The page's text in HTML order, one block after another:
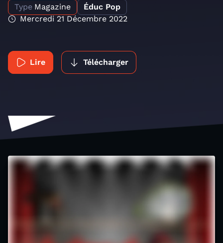
Type Magazine
Éduc Pop
Mercredi 21 Décembre 2022
Lire Télécharger